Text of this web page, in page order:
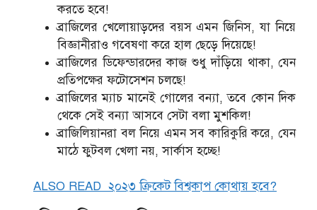
করতে হবে!
ব্রাজিলের খেলোয়াড়দের বয়স এমন জিনিস, যা নিয়ে
বিজ্ঞানীরাও গবেষণা করে হাল ছেড়ে দিয়েছে!
ব্রাজিলের ডিফেন্ডারদের কাজ শুধু দাঁড়িয়ে থাকা, যেন
প্রতিপক্ষের ফটোসেশন চলছে!
ব্রাজিলের ম্যাচ মানেই গোলের বন্যা, তবে কোন দিক
থেকে সেই বন্যা আসবে সেটা বলা মুশকিল!
ব্রাজিলিয়ানরা বল নিয়ে এমন সব কারিকুরি করে, যেন
মাঠে ফুটবল খেলা নয়, সার্কাস হচ্ছে!
ALSO READ ২০২৩ ক্রিকেট বিশ্বকাপ কোথায় হবে?